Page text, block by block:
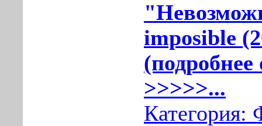
imposible
(подробнее
>>>>>...
Категория: